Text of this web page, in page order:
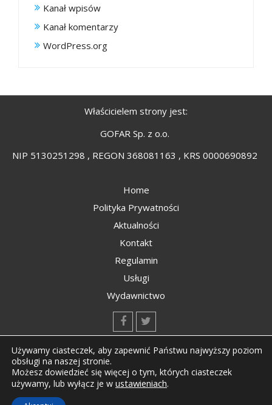
Kanał wpisów
Kanał komentarzy
WordPress.org
Właścicielem strony jest:
GOFAR Sp. z o.o.
NIP 5130251298 , REGON 368081163 , KRS 0000690892
Home
Polityka Prywatności
Aktualności
Kontakt
Regulamin
Usługi
Wydawnictwo
Używamy ciasteczek, aby zapewnić Państwu najwyższy poziom
obsługi na naszej stronie.
Możesz dowiedzieć się więcej o tym, których ciasteczek
używamy, lub wyłącz je w ustawieniach.